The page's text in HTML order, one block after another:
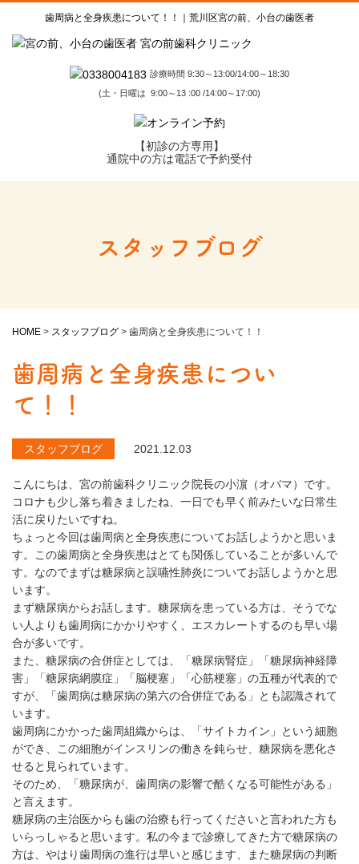
歯周病と全身疾患について！！｜荒川区宮の前、小台の歯医者
診療時間 9:30～13:00/14:00～18:30
(土・日曜は 9:00～13 :00 /14:00～17:00)
【初診の方専用】
通院中の方は電話で予約受付
スタッフブログ
HOME > スタッフブログ > 歯周病と全身疾患について！！
歯周病と全身疾患につい
て！！
スタッフブログ 2021.12.03
こんにちは、宮の前歯科クリニック院長の小濵（オバマ）です。
コロナも少し落ち着きましたね、一日でも早く前みたいな日常生
活に戻りたいですね。
ちょっと今回は歯周病と全身疾患についてお話しようかと思いま
す。この歯周病と全身疾患はとても関係していることが多いんで
す。なのでまずは糖尿病と誤嚥性肺炎についてお話しようかと思
います。
まず糖尿病からお話します。糖尿病を患っている方は、そうでな
い人よりも歯周病にかかりやすく、エスカレートするのも早い場
合が多いです。
また、糖尿病の合併症としては、「糖尿病腎症」「糖尿病神経障
害」「糖尿病網膜症」「脳梗塞」「心筋梗塞」の五種が代表的で
すが、「歯周病は糖尿病の第六の合併症である」とも認識されて
います。
歯周病にかかった歯周組織からは、「サイトカイン」という細胞
ができ、この細胞がインスリンの働きを鈍らせ、糖尿病を悪化さ
せると見られています。
そのため、「糖尿病が、歯周病の影響で酷くなる可能性がある」
と言えます。
糖尿病の主治医からも歯の治療も行ってくださいと言われた方も
いらっしゃると思います。私の今まで診療してきた方で糖尿病の
方は、やはり歯周病の進行は早いと感じます、また糖尿病の判断